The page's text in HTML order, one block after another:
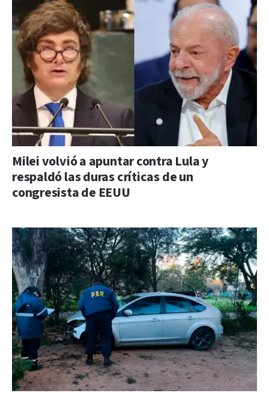
Milei volvió a apuntar contra Lula y
respaldó las duras críticas de un
congresista de EEUU